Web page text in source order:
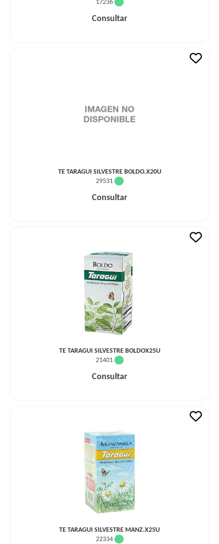
17236
Consultar
TE TARAGUI SILVESTRE BOLDO.X20U
29531
Consultar
TE TARAGUI SILVESTRE BOLDOX25U
21401
Consultar
TE TARAGUI SILVESTRE MANZ.X25U
22334